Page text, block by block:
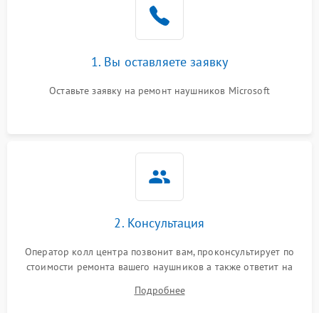
1. Вы оставляете заявку
Оставьте заявку на ремонт наушников Microsoft
2. Консультация
Оператор колл центра позвонит вам, проконсультирует по
стоимости ремонта вашего наушников а также ответит на
Подробнее